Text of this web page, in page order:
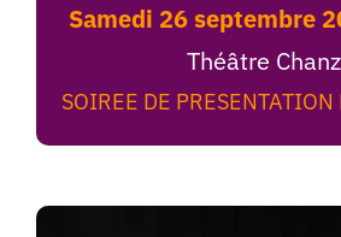
samedi 26 septembre
Théâtre
SOIREE DE PRESENTATION